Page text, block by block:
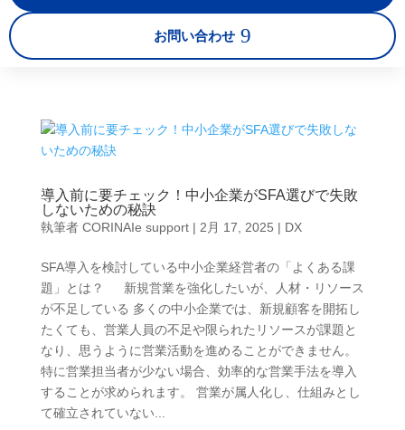
9
お問い合わせ
導入前に要チェック！中小企業がSFA選びで失敗
しないための秘訣
執筆者 CORINAIe support| 2月 17, 2025 | DX
SFA導入を検討している中小企業経営者の「よくある課
題」とは？ 新規営業を強化したいが、人材・リソース
が不足している 多くの中小企業では、新規顧客を開拓し
たくても、営業人員の不足や限られたリソースが課題と
なり、思うように営業活動を進めることができません。
特に営業担当者が少ない場合、効率的な営業手法を導入
することが求められます。 営業が属人化し、仕組みとし
て確立されていない...